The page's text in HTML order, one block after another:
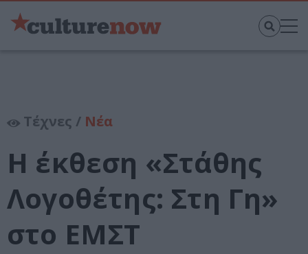
Τέχνες / Νέα
Η έκθεση «Στάθης
Λογοθέτης: Στη Γη»
στο ΕΜΣΤ